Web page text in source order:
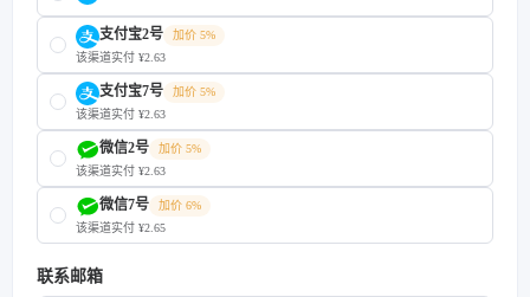
支付宝2号
加价 5%
该渠道实付 ¥2.63
支付宝7号
加价 5%
该渠道实付 ¥2.63
微信2号
加价 5%
该渠道实付 ¥2.63
微信7号
加价 6%
该渠道实付 ¥2.65
联系邮箱